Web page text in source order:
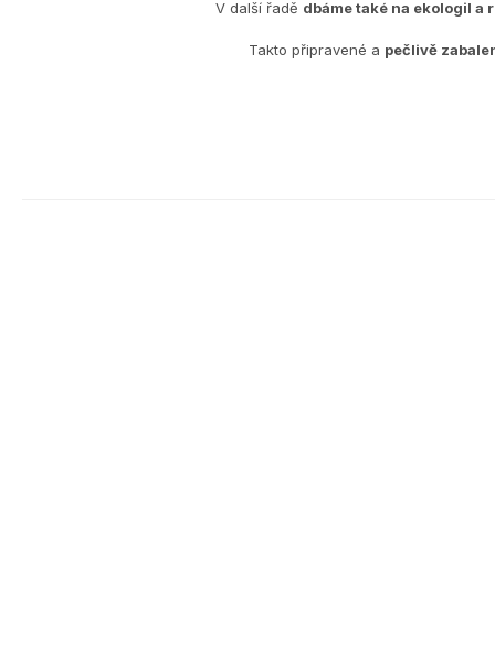
V další řadě dbáme také na ekologiI a
Takto připravené a pečlivě